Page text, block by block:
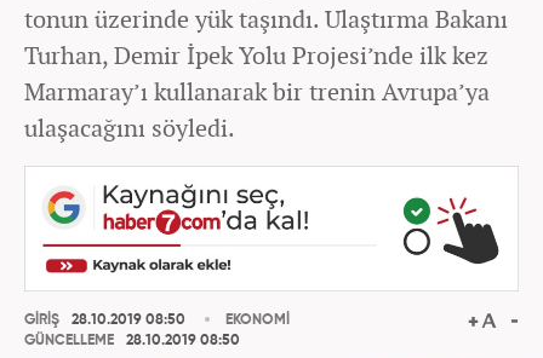
tonun üzerinde yük taşındı. Ulaştırma Bakanı
Turhan, Demir İpek Yolu Projesi’nde ilk kez
Marmaray’ı kullanarak bir trenin Avrupa’ya
ulaşacağını söyledi.
GİRİŞ
28.10.2019 08:50
GÜNCELLEME
28.10.2019 08:50
EKONOMİ